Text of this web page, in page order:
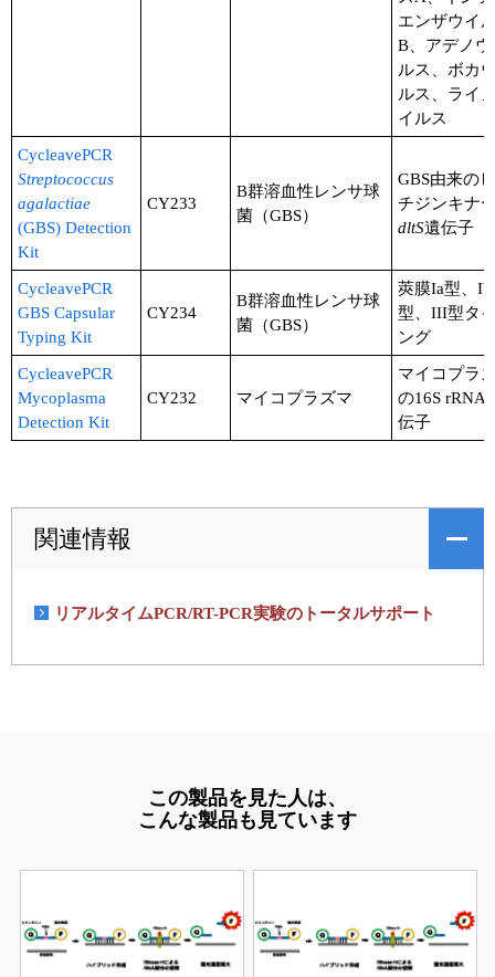
エンザウイ
B、アデノウ
ルス、ボカ
ルス、ライ
イルス
CycleavePCR
Streptococcus
agalactiae
(GBS) Detection
Kit
CY233
B群溶血性レンサ球
菌（GBS）
GBS由来の
チジンキナ
dltS遺伝子
CycleavePCR
GBS Capsular
Typing Kit
CY234
B群溶血性レンサ球
菌（GBS）
莢膜Ia型、Ib
型、III型タ
ング
CycleavePCR
Mycoplasma
Detection Kit
CY232 マイコプラズマ
マイコプラ
の16S rRNA
伝子
関連情報
リアルタイムPCR/RT-PCR実験のトータルサポート
この製品を見た人は、
こんな製品も見ています